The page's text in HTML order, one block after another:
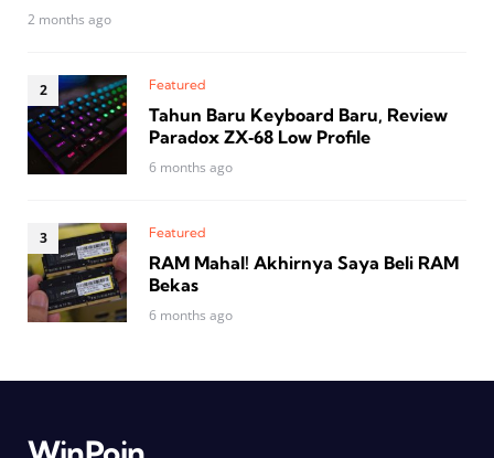
2 months ago
Featured
Tahun Baru Keyboard Baru, Review
Paradox ZX‑68 Low Profile
6 months ago
Featured
RAM Mahal! Akhirnya Saya Beli RAM
Bekas
6 months ago